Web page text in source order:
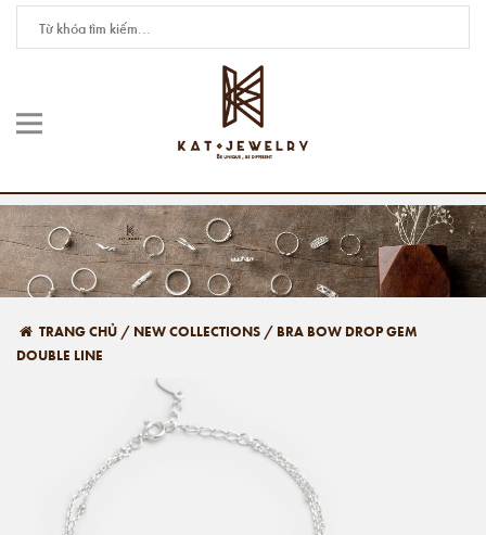
TRANG CHỦ / NEW COLLECTIONS / BRA BOW DROP GEM
DOUBLE LINE